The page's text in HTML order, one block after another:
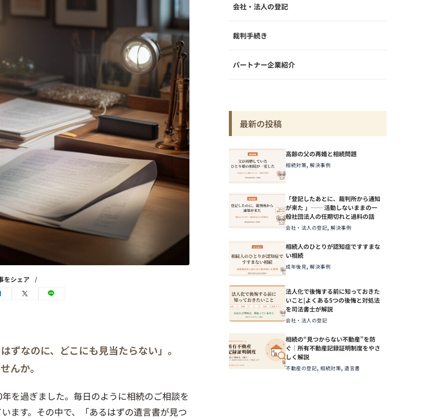
をシェア
ずなのに、どこにも見当たらない」。
んか。
を過ぎました。毎日のように相続のご相談を
ます。その中で、「あるはずの遺言書が見つ
会社・法人の登記
裁判手続き
パートナー企業紹介
最新の投稿
高齢の父の再婚と相続問題
相続対策, 解決事例
「登記したあとに、裁判所から通知
が来た 」── 活動しないままの一
般社団法人の任期切れと過料の話
会社・法人の登記, 解決事例
相続人のひとりが認知症ですすまな
い相続
成年後見, 解決事例
法人化で後悔する前に知っておきた
いこと|よくある5つの後悔と対処法
を司法書士が解説
会社・法人の登記
相続の“見つからない不動産”を防
ぐ｜所有不動産記録証明制度をやさ
しく解説
不動産の登記, 相続対策, 遺言書